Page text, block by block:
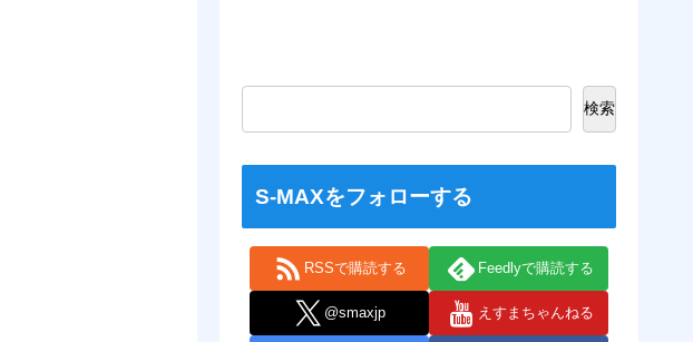
検索
S-MAXをフォローする
RSSで購読する Feedlyで購読する
@smaxjp えすまちゃんねる